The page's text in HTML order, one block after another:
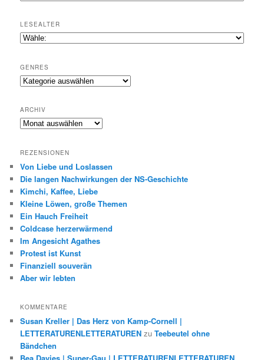
LESEALTER
GENRES
Genres
ARCHIV
Archiv
REZENSIONEN
Von Liebe und Loslassen
Die langen Nachwirkungen der NS-Geschichte
Kimchi, Kaffee, Liebe
Kleine Löwen, große Themen
Ein Hauch Freiheit
Coldcase herzerwärmend
Im Angesicht Agathes
Protest ist Kunst
Finanziell souverän
Aber wir lebten
KOMMENTARE
Susan Kreller | Das Herz von Kamp-Cornell |
LETTERATURENLETTERATUREN zuTeebeutel ohne
Bändchen